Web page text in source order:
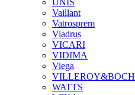
UNIS
Vaillant
Vatrosprem
Viadrus
VICARI
VIDIMA
Viega
VILLEROY&BOCH
WATTS